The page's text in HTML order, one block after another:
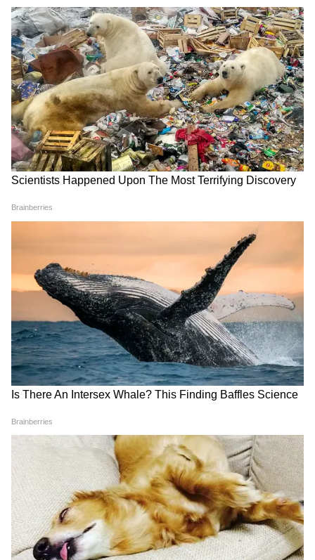
Palmistry: हाथ की कौन-सी अंगुली किस ग्रह से
जुड़े शुभ-अशुभ फल देती है, क्या जानते हैं आप?
Disclaimer : इस आर्टिकल में जो भी जानकारी दी
गई है, वो ज्योतिषियों, पंचांग, धर्म ग्रंथों और
मान्यताओं पर आधारित हैं। इन जानकारियों को आप
तक पहुंचाने का हम सिर्फ एक माध्यम हैं। यूजर्स से
निवेदन है कि वो इन जानकारियों को सिर्फ सूचना ही
मानें। आर्टिकल पर भरोसा करके अगर आप कुछ उपाय
या अन्य कोई कार्य करना चाहते हैं तो इसके लिए आप
स्वतः जिम्मेदार होंगे। हम इसके लिए उत्तरदायी नहीं
पानी? खुल गया सबसे बड़ा राज